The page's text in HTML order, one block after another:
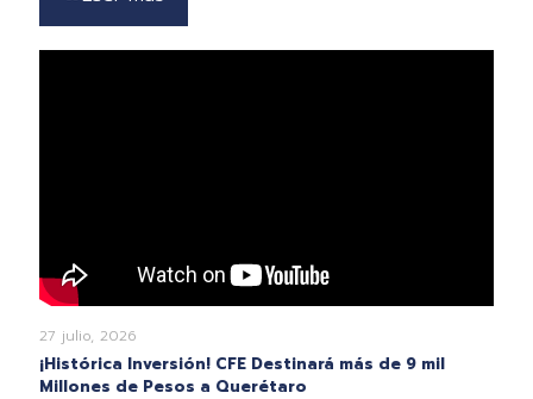
27 julio, 2026
¡Histórica Inversión! CFE Destinará más de 9 mil
Millones de Pesos a Querétaro